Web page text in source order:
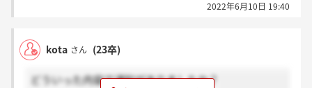
2022年6月10日 19:40
kota さん (23卒)
どういった内容で通知がありましたか？